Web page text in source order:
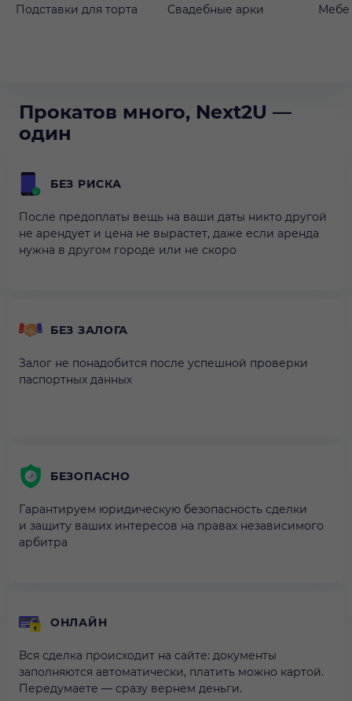
Подставки для торта Свадебные арки
Прокатов много, Next2U —
один
БЕЗ РИСКА
После предоплаты вещь на ваши даты никто другой
не арендует и цена не вырастет, даже если аренда
нужна в другом городе или не скоро
БЕЗ ЗАЛОГА
Залог не понадобится после успешной проверки
паспортных данных
БЕЗОПАСНО
Гарантируем юридическую безопасность сделки
и защиту ваших интересов на правах независимого
арбитра
ОНЛАЙН
Вся сделка происходит на сайте: документы
заполняются автоматически, платить можно картой.
Передумаете — сразу вернем деньги.